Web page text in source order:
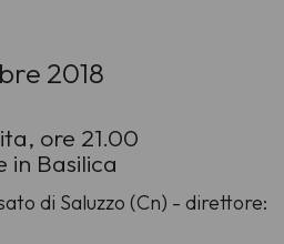
2018
ore 21.00
in Basilica
di Saluzzo (Cn) - direttore: